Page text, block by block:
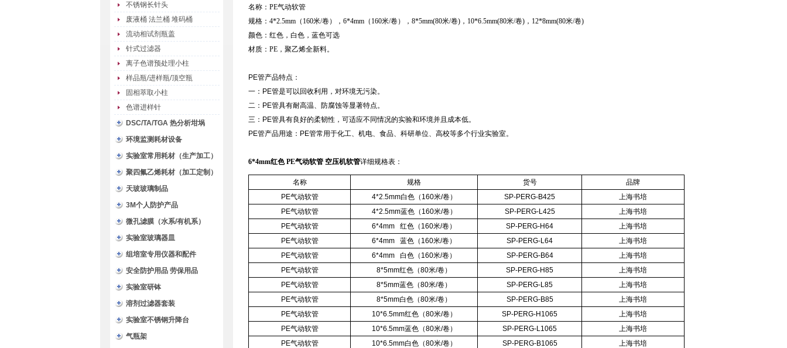
不锈钢长针头
废液桶 法兰桶 堆码桶
流动相试剂瓶盖
针式过滤器
离子色谱预处理小柱
样品瓶/进样瓶/顶空瓶
固相萃取小柱
色谱进样针
DSC/TA/TGA 热分析坩埚
环境监测耗材设备
实验室常用耗材（生产加工）
聚四氟乙烯耗材（加工定制）
天玻玻璃制品
3M个人防护产品
微孔滤膜（水系/有机系）
实验室玻璃器皿
组培室专用仪器和配件
安全防护用品 劳保用品
实验室研钵
溶剂过滤器套装
实验室不锈钢升降台
气瓶架
名称：PE气动软管
规格：4*2.5mm（160米/卷），6*4mm（160米/卷），8*5mm(80米/卷)，10*6.5mm(80米/卷)，12*8mm(80米/卷)
颜色：红色，白色，蓝色可选
材质：PE，聚乙烯全新料。
PE管产品特点：
一：PE管是可以回收利用，对环境无污染。
二：PE管具有耐高温、防腐蚀等显著特点。
三：PE管具有良好的柔韧性，可适应不同情况的实验和环境并且成本低。
PE管产品用途：PE管常用于化工、机电、食品、科研单位、高校等多个行业实验室。
6*4mm红色 PE气动软管 空压机软管详细规格表：
名称 规格 货号
品牌
PE气动软管
4*2.5mm白色（160米/卷） SP-PERG-B425
上海书培
PE气动软管
4*2.5mm蓝色（160米/卷） SP-PERG-L425
上海书培
PE气动软管
6*4mm 红色（160米/卷） SP-PERG-H64
上海书培
PE气动软管
6*4mm 蓝色（160米/卷） SP-PERG-L64
上海书培
PE气动软管
6*4mm 白色（160米/卷） SP-PERG-B64
上海书培
PE气动软管
8*5mm红色（80米/卷） SP-PERG-H85
上海书培
PE气动软管
8*5mm蓝色（80米/卷） SP-PERG-L85
上海书培
PE气动软管
8*5mm白色（80米/卷） SP-PERG-B85
上海书培
PE气动软管
10*6.5mm红色（80米/卷） SP-PERG-H1065
上海书培
PE气动软管
10*6.5mm蓝色（80米/卷） SP-PERG-L1065
上海书培
PE气动软管
10*6.5mm白色（80米/卷） SP-PERG-B1065
上海书培